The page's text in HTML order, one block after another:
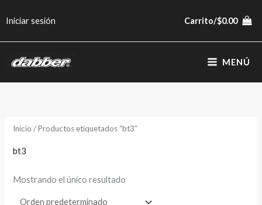
Iniciar sesión Carrito/$0.00
MENÚ
Inicio / Productos etiquetados “bt3”
bt3
Mostrando el único resultado